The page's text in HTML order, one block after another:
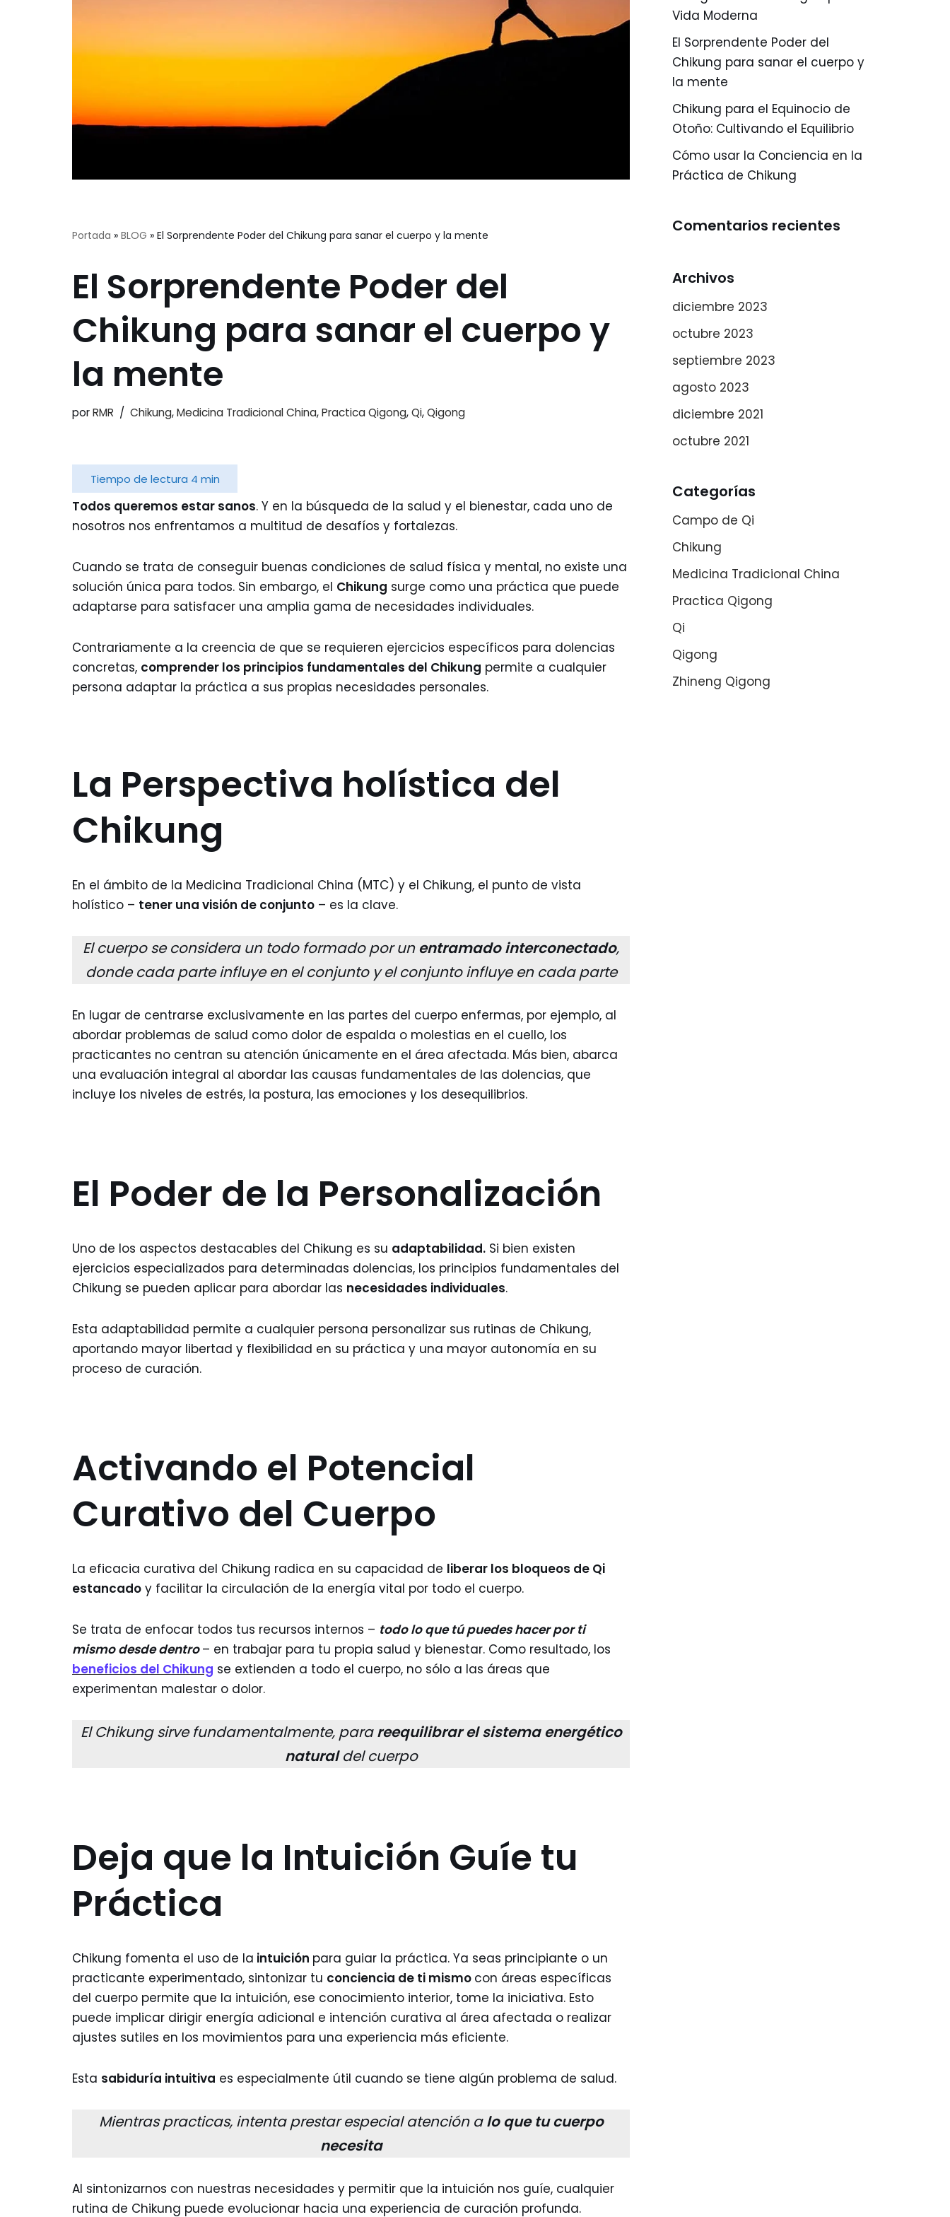
Portada » BLOG » El Sorprendente Poder del Chikung para sanar el cuerpo y la mente
El Sorprendente Poder del
Chikung para sanar el cuerpo y
la mente
porRMR Chikung,Medicina Tradicional China,Practica Qigong,Qi,Qigong
Todos queremos estar sanos. Y en la búsqueda de la salud y el bienestar, cada uno de
nosotros nos enfrentamos a multitud de desafíos y fortalezas.
Cuando se trata de conseguir buenas condiciones de salud física y mental, no existe una
solución única para todos. Sin embargo, el Chikung surge como una práctica que puede
adaptarse para satisfacer una amplia gama de necesidades individuales.
Contrariamente a la creencia de que se requieren ejercicios específicos para dolencias
concretas, comprender los principios fundamentales del Chikung permite a cualquier
persona adaptar la práctica a sus propias necesidades personales.
La Perspectiva holística del
Chikung
En el ámbito de la Medicina Tradicional China (MTC) y el Chikung, el punto de vista
holístico – tener una visión de conjunto – es la clave.
El cuerpo se considera un todo formado por unentramado interconectado,
donde cada parte influye en el conjunto y el conjunto influye en cada parte
En lugar de centrarse exclusivamente en las partes del cuerpo enfermas, por ejemplo, al
abordar problemas de salud como dolor de espalda o molestias en el cuello, los
practicantes no centran su atención únicamente en el área afectada. Más bien, abarca
una evaluación integral al abordar las causas fundamentales de las dolencias, que
incluye los niveles de estrés, la postura, las emociones y los desequilibrios.
El Poder de la Personalización
Uno de los aspectos destacables del Chikung es su adaptabilidad. Si bien existen
ejercicios especializados para determinadas dolencias, los principios fundamentales del
Chikung se pueden aplicar para abordar las necesidades individuales.
Esta adaptabilidad permite a cualquier persona personalizar sus rutinas de Chikung,
aportando mayor libertad y flexibilidad en su práctica y una mayor autonomía en su
proceso de curación.
Activando el Potencial
Curativo del Cuerpo
La eficacia curativa del Chikung radica en su capacidad de liberar los bloqueos de Qi
estancado y facilitar la circulación de la energía vital por todo el cuerpo.
Se trata de enfocar todos tus recursos internos – todo lo que tú puedes hacer por ti
mismo desde dentro – en trabajar para tu propia salud y bienestar. Como resultado, los
beneficios del Chikung se extienden a todo el cuerpo, no sólo a las áreas que
experimentan malestar o dolor.
El Chikung sirve fundamentalmente, parareequilibrar el sistema energético
naturaldel cuerpo
Deja que la Intuición Guíe tu
Práctica
Chikung fomenta el uso de la intuición para guiar la práctica. Ya seas principiante o un
practicante experimentado, sintonizar tu conciencia de ti mismo con áreas específicas
del cuerpo permite que la intuición, ese conocimiento interior, tome la iniciativa. Esto
puede implicar dirigir energía adicional e intención curativa al área afectada o realizar
ajustes sutiles en los movimientos para una experiencia más eficiente.
Esta sabiduría intuitiva es especialmente útil cuando se tiene algún problema de salud.
Mientras practicas, intenta prestar especial atención alo que tu cuerpo
necesita
Al sintonizarnos con nuestras necesidades y permitir que la intuición nos guíe, cualquier
rutina de Chikung puede evolucionar hacia una experiencia de curación profunda.
Vida Moderna
El Sorprendente Poder del
Chikung para sanar el cuerpo y
la mente
Chikung para el Equinocio de
Otoño: Cultivando el Equilibrio
Cómo usar la Conciencia en la
Práctica de Chikung
Comentarios recientes
Archivos
diciembre 2023
octubre 2023
septiembre 2023
agosto 2023
diciembre 2021
octubre 2021
Categorías
Campo de Qi
Chikung
Medicina Tradicional China
Practica Qigong
Qi
Qigong
Zhineng Qigong